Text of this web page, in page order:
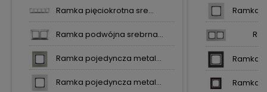
Ramka pięciokrotna sre...
Ramka podwójna srebrna...
Ramka pojedyncza metal...
Ramka pojedyncza metal...
Ramka
Ramka
Ramka